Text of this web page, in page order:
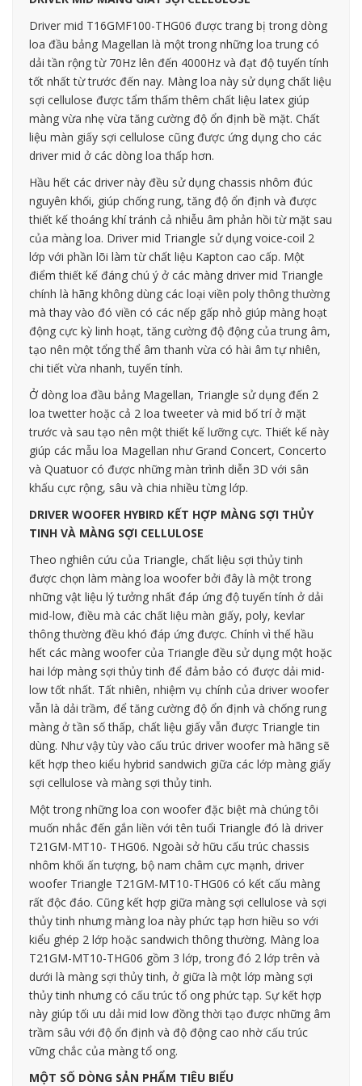
Driver mid T16GMF100-THG06 được trang bị trong dòng
loa đầu bảng Magellan là một trong những loa trung có
dải tần rộng từ 70Hz lên đến 4000Hz và đạt độ tuyến tính
tốt nhất từ trước đến nay. Màng loa này sử dụng chất liệu
sợi cellulose được tẩm thấm thêm chất liệu latex giúp
màng vừa nhẹ vừa tăng cường độ ổn định bề mặt. Chất
liệu màn giấy sợi cellulose cũng được ứng dụng cho các
driver mid ở các dòng loa thấp hơn.
Hầu hết các driver này đều sử dụng chassis nhôm đúc
nguyên khối, giúp chống rung, tăng độ ổn định và được
thiết kế thoáng khí tránh cả nhiễu âm phản hồi từ mặt sau
của màng loa. Driver mid Triangle sử dụng voice-coil 2
lớp với phần lõi làm từ chất liệu Kapton cao cấp. Một
điểm thiết kế đáng chú ý ở các màng driver mid Triangle
chính là hãng không dùng các loại viền poly thông thường
mà thay vào đó viền có các nếp gấp nhỏ giúp màng hoạt
động cực kỳ linh hoạt, tăng cường độ động của trung âm,
tạo nên một tổng thể âm thanh vừa có hài âm tự nhiên,
chi tiết vừa nhanh, tuyến tính.
Ở dòng loa đầu bảng Magellan, Triangle sử dụng đến 2
loa twetter hoặc cả 2 loa tweeter và mid bố trí ở mặt
trước và sau tạo nên một thiết kế lưỡng cực. Thiết kế này
giúp các mẫu loa Magellan như Grand Concert, Concerto
và Quatuor có được những màn trình diễn 3D với sân
khấu cực rộng, sâu và chia nhiều từng lớp.
DRIVER WOOFER HYBIRD KẾT HỢP MÀNG SỢI THỦY
TINH VÀ MÀNG SỢI CELLULOSE
Theo nghiên cứu của Triangle, chất liệu sợi thủy tinh
được chọn làm màng loa woofer bởi đây là một trong
những vật liệu lý tưởng nhất đáp ứng độ tuyến tính ở dải
mid-low, điều mà các chất liệu màn giấy, poly, kevlar
thông thường đều khó đáp ứng được. Chính vì thế hầu
hết các màng woofer của Triangle đều sử dụng một hoặc
hai lớp màng sợi thủy tinh để đảm bảo có được dải mid-
low tốt nhất. Tất nhiên, nhiệm vụ chính của driver woofer
vẫn là dải trầm, để tăng cường độ ổn định và chống rung
màng ở tần số thấp, chất liệu giấy vẫn được Triangle tin
dùng. Như vậy tùy vào cấu trúc driver woofer mà hãng sẽ
kết hợp theo kiểu hybrid sandwich giữa các lớp màng giấy
sợi cellulose và màng sợi thủy tinh.
Một trong những loa con woofer đặc biệt mà chúng tôi
muốn nhắc đến gắn liền với tên tuổi Triangle đó là driver
T21GM-MT10- THG06. Ngoài sở hữu cấu trúc chassis
nhôm khối ấn tượng, bộ nam châm cực mạnh, driver
woofer Triangle T21GM-MT10-THG06 có kết cấu màng
rất độc đáo. Cũng kết hợp giữa màng sợi cellulose và sợi
thủy tinh nhưng màng loa này phức tạp hơn hiều so với
kiểu ghép 2 lớp hoặc sandwich thông thường. Màng loa
T21GM-MT10-THG06 gồm 3 lớp, trong đó 2 lớp trên và
dưới là màng sợi thủy tinh, ở giữa là một lớp màng sợi
thủy tinh nhưng có cấu trúc tổ ong phức tạp. Sự kết hợp
này giúp tối ưu dải mid low đồng thời tạo được những âm
trầm sâu với độ ổn định và độ động cao nhờ cấu trúc
vững chắc của màng tổ ong.
MỘT SỐ DÒNG SẢN PHẨM TIÊU BIỂU